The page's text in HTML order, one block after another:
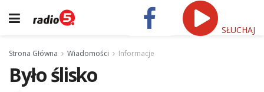
SŁUCHAJ
Strona Główna Wiadomości Informacje
Było ślisko